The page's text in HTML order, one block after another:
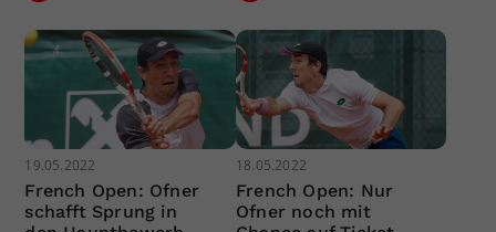
19.05.2022
French Open: Ofner
schafft Sprung in
18.05.2022
French Open: Nur
Ofner noch mit